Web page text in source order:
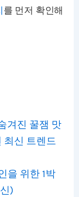
를 먼저 확인해
겨진 꿀잼 맛
최신 트렌드
을 위한 1박
)